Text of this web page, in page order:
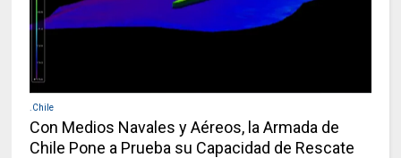
.Chile
Con Medios Navales y Aéreos, la Armada de
Chile Pone a Prueba su Capacidad de Rescate